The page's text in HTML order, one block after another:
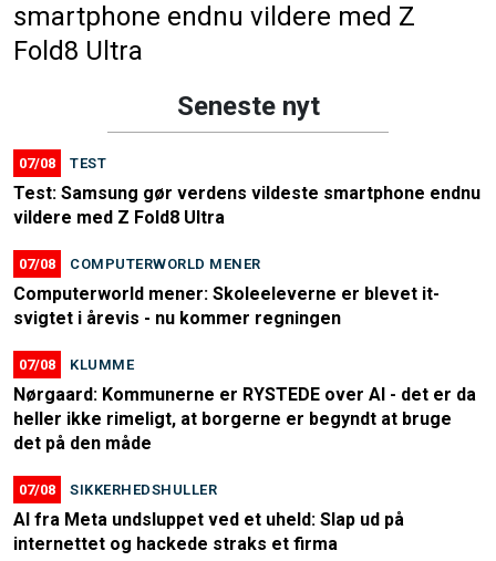
smartphone endnu vildere med Z
Fold8 Ultra
Seneste nyt
07/08 TEST
Test: Samsung gør verdens vildeste smartphone endnu
vildere med Z Fold8 Ultra
07/08 COMPUTERWORLD MENER
Computerworld mener: Skoleeleverne er blevet it-
svigtet i årevis - nu kommer regningen
07/08 KLUMME
Nørgaard: Kommunerne er RYSTEDE over AI - det er da
heller ikke rimeligt, at borgerne er begyndt at bruge
det på den måde
07/08 SIKKERHEDSHULLER
AI fra Meta undsluppet ved et uheld: Slap ud på
internettet og hackede straks et firma